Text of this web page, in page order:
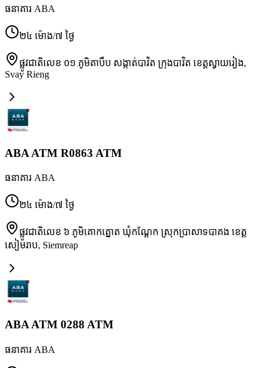
ធនាគារ ABA
២៤ ម៉ោង/៧ ថ្ងៃ
ផ្លូវជាតិលេខ ០១ ភូមិតាបឹប សង្កាត់បាវិត ក្រុងបាវិត ខេត្តស្វាយរៀង,
Svay Rieng
ABA ATM R0863 ATM
ធនាគារ ABA
២៤ ម៉ោង/៧ ថ្ងៃ
ផ្លូវជាតិលេខ ៦ ភូមិគោកត្នោត ឃុំកណ្ដែក ស្រុកប្រាសាទបាគង ខេត្ត
សៀមរាប, Siemreap
ABA ATM 0288 ATM
ធនាគារ ABA